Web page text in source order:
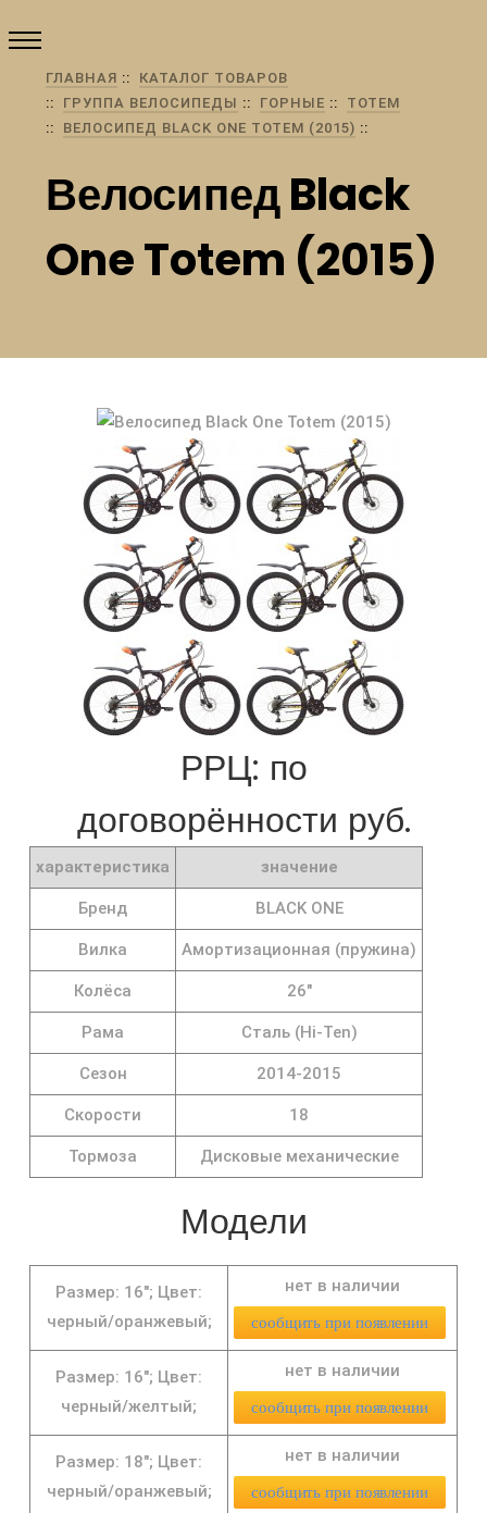
ГЛАВНАЯ
КАТАЛОГ ТОВАРОВ
ГРУППА ВЕЛОСИПЕДЫ
ГОРНЫЕ
TOTEM
ВЕЛОСИПЕД BLACK ONE TOTEM (2015)
Велосипед Black
One Totem (2015)
РРЦ: по
договорённости руб.
характеристика значение
Бренд BLACK ONE
Вилка Амортизационная (пружина)
Колёса 26"
Рама Сталь (Hi-Ten)
Сезон 2014-2015
Скорости 18
Тормоза Дисковые механические
Модели
Размер: 16"; Цвет:
черный/оранжевый;
нет в наличии
сообщить при появлении
Размер: 16"; Цвет:
черный/желтый;
нет в наличии
сообщить при появлении
Размер: 18"; Цвет:
черный/оранжевый;
нет в наличии
сообщить при появлении